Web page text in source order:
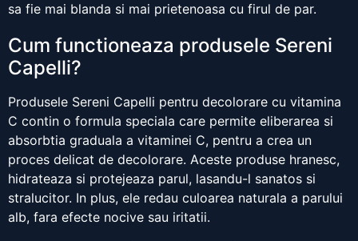
sa fie mai blanda si mai prietenoasa cu firul de par.
Cum functioneaza produsele Sereni
Capelli?
Produsele Sereni Capelli pentru decolorare cu vitamina
C contin o formula speciala care permite eliberarea si
absorbtia graduala a vitaminei C, pentru a crea un
proces delicat de decolorare. Aceste produse hranesc,
hidrateaza si protejeaza parul, lasandu-l sanatos si
stralucitor. In plus, ele redau culoarea naturala a parului
alb, fara efecte nocive sau iritatii.